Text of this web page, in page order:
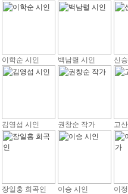
이학순 시인 백남렬 시인 신
김영섭 시인 권창순 작가 고
장일홍 희곡인 이승 시인 이